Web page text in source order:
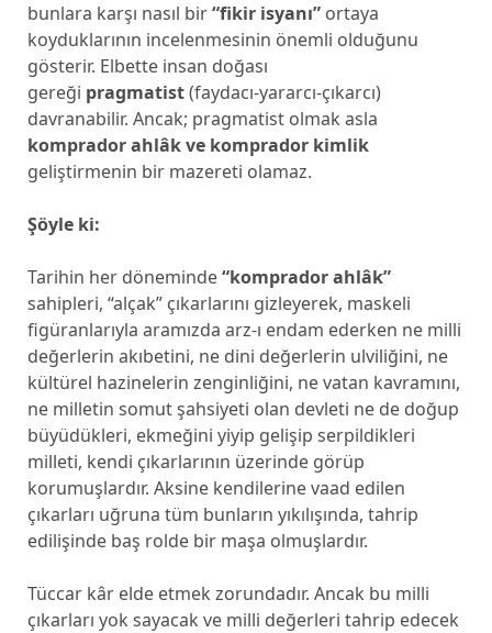
bunlara karşı nasıl bir“fikir isyanı”ortaya
koyduklarının incelenmesinin önemli olduğunu
gösterir. Elbette insan doğası
gereği pragmatist(faydacı-yararcı-çıkarcı)
davranabilir. Ancak; pragmatist olmak asla
komprador ahlâk ve komprador kimlik
geliştirmenin bir mazereti olamaz.
Şöyle ki:
Tarihin her döneminde“komprador ahlâk”
sahipleri, “alçak” çıkarlarını gizleyerek, maskeli
figüranlarıyla aramızda arz-ı endam ederken ne milli
değerlerin akıbetini, ne dini değerlerin ulviliğini, ne
kültürel hazinelerin zenginliğini, ne vatan kavramını,
ne milletin somut şahsiyeti olan devleti ne de doğup
büyüdükleri, ekmeğini yiyip gelişip serpildikleri
milleti, kendi çıkarlarının üzerinde görüp
korumuşlardır. Aksine kendilerine vaad edilen
çıkarları uğruna tüm bunların yıkılışında, tahrip
edilişinde baş rolde bir maşa olmuşlardır.
Tüccar kâr elde etmek zorundadır. Ancak bu milli
çıkarları yok sayacak ve milli değerleri tahrip edecek